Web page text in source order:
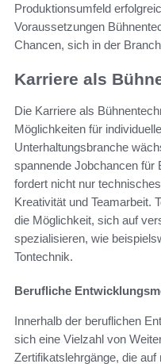
Produktionsumfeld
Voraussetzungen
Chancen, sich in der
Karriere als
Die Karriere als
Möglichkeiten für
Unterhaltungsbranche
spannende Jobchancen für
fordert nicht nur
Kreativität und Teamarbeit.
die Möglichkeit, sich auf
spezialisieren, wie
Tontechnik.
Berufliche
Innerhalb der beruflichen
sich eine Vielzahl von
Zertifikatslehrgänge, die auf